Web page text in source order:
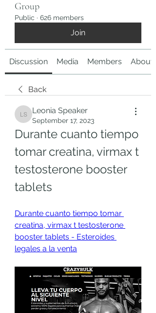
Group
Public · 626 members
Join
Discussion Media Members About
Back
Leonia Speaker
Leonia Speaker
September 17, 2023
Durante cuanto tiempo
tomar creatina, virmax t
testosterone booster
tablets
Durante cuanto tiempo tomar
creatina, virmax t testosterone
booster tablets - Esteroides
legales a la venta